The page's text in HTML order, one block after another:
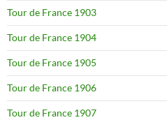
Tour de France 1903
Tour de France 1904
Tour de France 1905
Tour de France 1906
Tour de France 1907